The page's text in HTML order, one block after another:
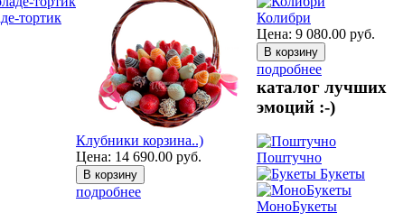
тортик
Клубники корзина..)
Цена: 14 690.00 руб.
подробнее
Колибри
Цена: 9 080.00 руб.
подробнее
каталог лучших
эмоций :-)
Поштучно
Букеты
МоноБукеты